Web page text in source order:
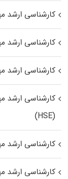
کارشناسی ارشد
کارشناسی ارشد
کارشناسی ارشد
کارشناسی ارشد
(HSE)
کارشناسی ارشد
کارشناسی ارشد